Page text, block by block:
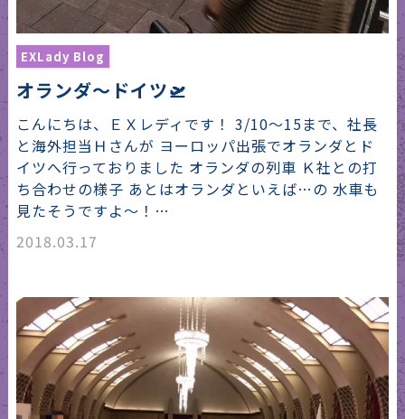
EXLady Blog
オランダ～ドイツ🛫
こんにちは、ＥＸレディです！ 3/10～15まで、社長
と海外担当Ｈさんが ヨーロッパ出張でオランダとド
イツへ行っておりました オランダの列車 Ｋ社との打
ち合わせの様子 あとはオランダといえば…の 水車も
見たそうですよ～！…
2018.03.17